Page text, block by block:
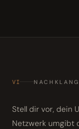
VI NACHKLANG
Stell dir vor, dein
Netzwerk umgibt